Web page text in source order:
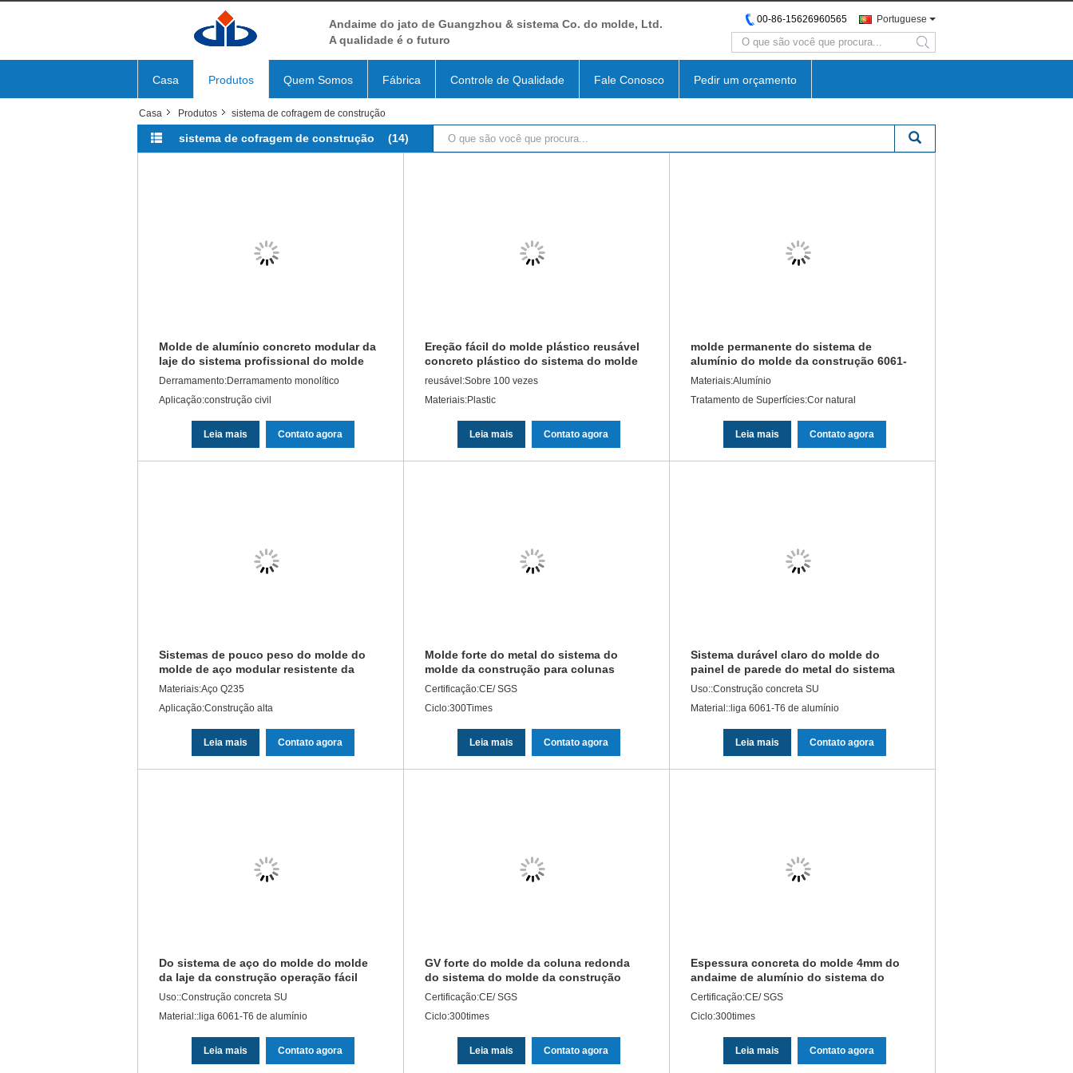
Andaime do jato de Guangzhou & sistema Co. do molde, Ltd.
A qualidade é o futuro
Portuguese
00-86-15626960565
search
Casa Produtos Quem Somos Fábrica Controle de Qualidade Fale Conosco Pedir um orçamento
Casa Produtos sistema de cofragem de construção
sistema de cofragem de construção (14)
Molde de alumínio concreto modular da
laje do sistema profissional do molde
da construção
Derramamento:Derramamento monolítico
Aplicação:construção civil
Leia mais Contato agora
Ereção fácil do molde plástico reusável
concreto plástico do sistema do molde
reusável:Sobre 100 vezes
Materiais:Plastic
Leia mais Contato agora
molde permanente do sistema de
alumínio do molde da construção 6061-
T6 para muros de cimento
Materiais:Alumínio
Tratamento de Superfícies:Cor natural
Leia mais Contato agora
Sistemas de pouco peso do molde do
molde de aço modular resistente da
coluna
Materiais:Aço Q235
Aplicação:Construção alta
Leia mais Contato agora
Molde forte do metal do sistema do
molde da construção para colunas
concretas
Certificação:CE/ SGS
Ciclo:300Times
Leia mais Contato agora
Sistema durável claro do molde do
painel de parede do metal do sistema
do molde da construção
Uso::Construção concreta SU
Material::liga 6061-T6 de alumínio
Leia mais Contato agora
Do sistema de aço do molde do molde
da laje da construção operação fácil
suspendida parede
Uso::Construção concreta SU
Material::liga 6061-T6 de alumínio
Leia mais Contato agora
GV forte do molde da coluna redonda
do sistema do molde da construção
aprovado
Certificação:CE/ SGS
Ciclo:300times
Leia mais Contato agora
Espessura concreta do molde 4mm do
andaime de alumínio do sistema do
molde da construção
Certificação:CE/ SGS
Ciclo:300times
Leia mais Contato agora